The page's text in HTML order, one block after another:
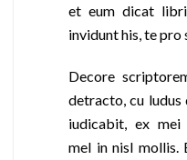
et eum dicat
invidunt his, te
Decore
detracto, cu ludus
iudicabit, ex mei
mel in nisl mollis.